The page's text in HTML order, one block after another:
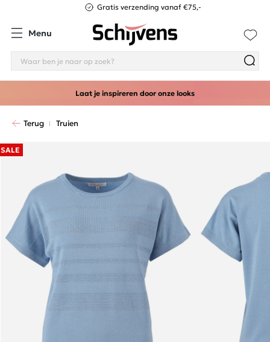
Gratis verzending vanaf €75,-
Menu
Laat je inspireren door onze looks
Terug Truien
SALE